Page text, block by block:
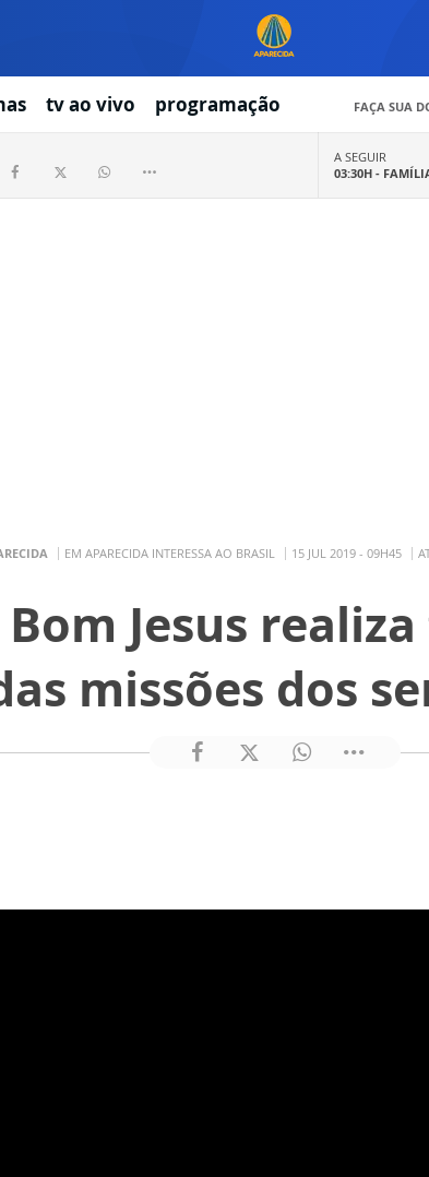
tv ao vivo programação FAÇA SUA
A SEGUIR
03:30H -
EM APARECIDA INTERESSA AO BRASIL 15 JUL 2019 - 09H45
Jesus
missões dos